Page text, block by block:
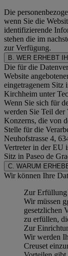
Die
wenn Sie die
identifizierende
stehen die im
zur Verfügung.
B. WER ERHEBT
Die für die
Website
eingetragenem Sitz
Kirchheim unter
Wenn Sie sich für
werden Sie Teil der
Konzerns, die von
Stelle für die
Neuhofstrasse 4,
Vertreter in der EU
Sitz in Paseo de
C. WARUM
Wir können Ihre
Zur Erfüllung
Wir müssen
gesetzlichen
zu erfüllen,
Zur
Wir werden
Creuset